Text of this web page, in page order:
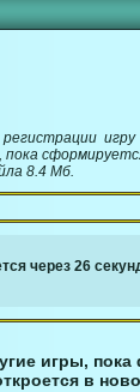
8.4 Мб.
через 25
игры,
в